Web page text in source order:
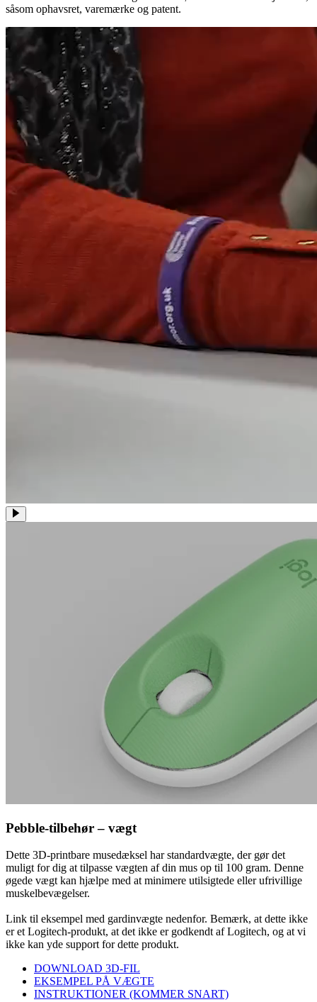
såsom ophavsret, varemærke og patent.
Pebble-tilbehør – vægt
Dette 3D-printbare musedæksel har standardvægte, der gør det
muligt for dig at tilpasse vægten af din mus op til 100 gram. Denne
øgede vægt kan hjælpe med at minimere utilsigtede eller ufrivillige
muskelbevægelser.
Link til eksempel med gardinvægte nedenfor. Bemærk, at dette ikke
er et Logitech-produkt, at det ikke er godkendt af Logitech, og at vi
ikke kan yde support for dette produkt.
DOWNLOAD 3D-FIL
EKSEMPEL PÅ VÆGTE
INSTRUKTIONER (KOMMER SNART)